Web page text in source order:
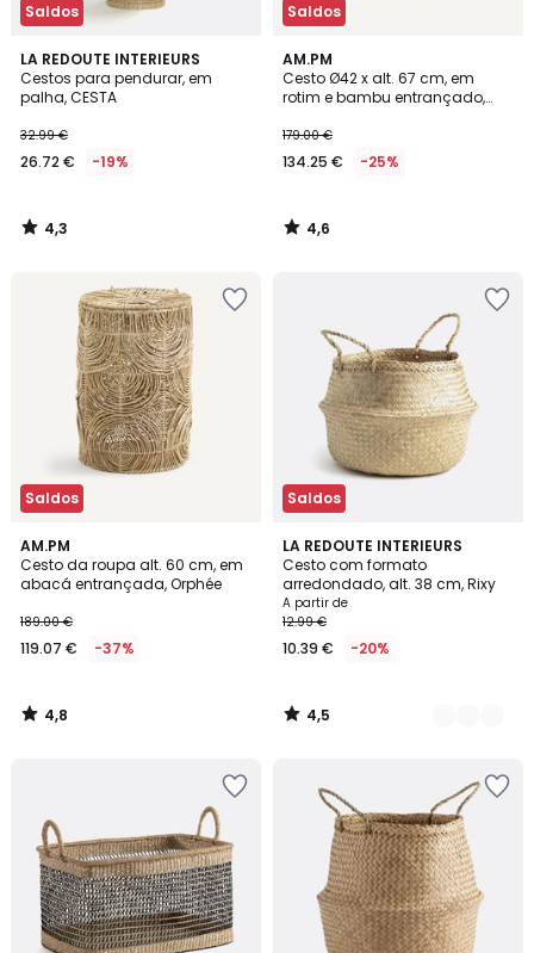
Saldos
LA REDOUTE INTERIEURS
Cestos para pendurar, em
palha, CESTA
32.99 €
26.72 € -19%
4,3
/ 5
4,3
/
Saldos
AM.PM
Cesto Ø42 x alt. 67 cm, em
rotim e bambu entrançado,
179.00 €
134.25 € -25%
4,6
/ 5
4,6
/
Saldos
AM.PM
Cesto da roupa alt. 60 cm, em
abacá entrançada, Orphée
189.00 €
119.07 € -37%
4,8
/ 5
4,8
/
Saldos
LA REDOUTE INTERIEURS
Cesto com formato
arredondado, alt. 38 cm, Rixy
A partir de
12.99 €
10.39 € -20%
4,5
/ 5
2
Cores
4,5
/